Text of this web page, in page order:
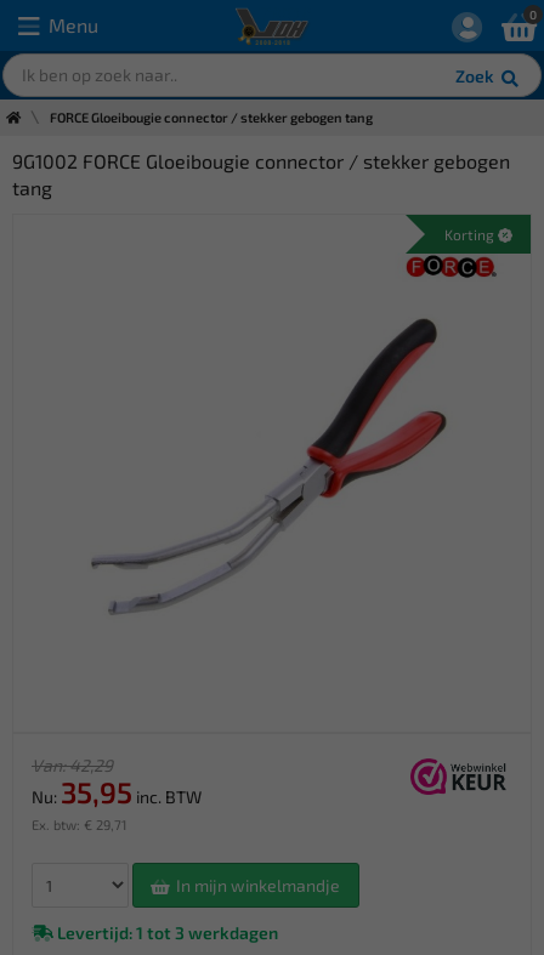
Menu
Zoek
0
FORCE Gloeibougie connector / stekker gebogen tang
9G1002 FORCE Gloeibougie connector / stekker gebogen
tang
Korting
Van: 42,29
Nu: 35,95 inc. BTW
Ex. btw: € 29,71
In mijn winkelmandje
Levertijd: 1 tot 3 werkdagen